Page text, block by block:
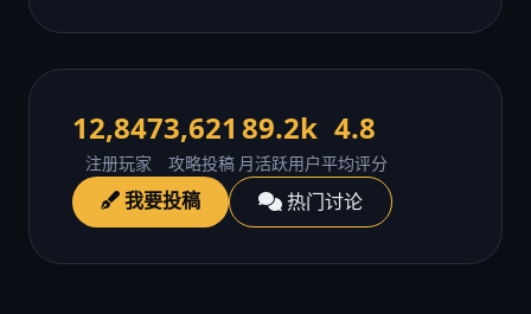
12,847
注册玩家
3,621
攻略投稿
89.2k
月活跃用户
4.8
平均评分
我要投稿 热门讨论